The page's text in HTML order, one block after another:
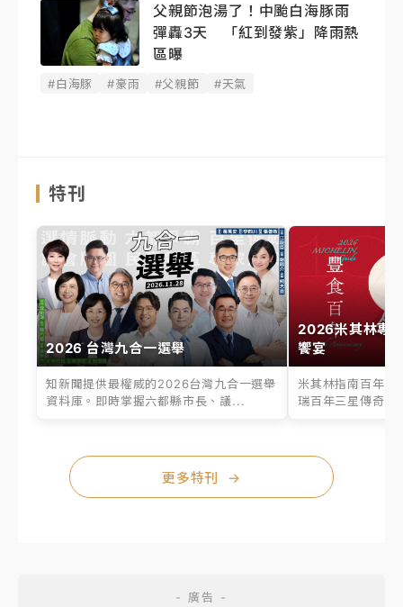
父親節泡湯了！中颱白海豚雨
彈轟3天 「紅到發紫」降雨熱
區曝
#白海豚 #豪雨 #父親節 #天氣
特刊
2026 台灣九合一選舉
知新聞提供最權威的2026台灣九合一選舉
資料庫。即時掌握六都縣市長、議...
2026米其林專
饗宴
米其林指南百年之
瑞百年三星傳奇、
更多特刊 →